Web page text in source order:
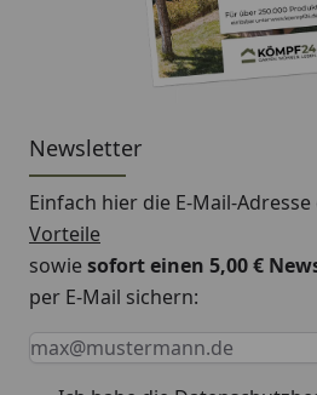
Newsletter
Einfach hier die E-Mail-
Vorteile
sowiesofort einen 5,00 €
per E-Mail sichern:
Keine Eingabe erforderlich
Eingabe erforderlich
E-Mail *